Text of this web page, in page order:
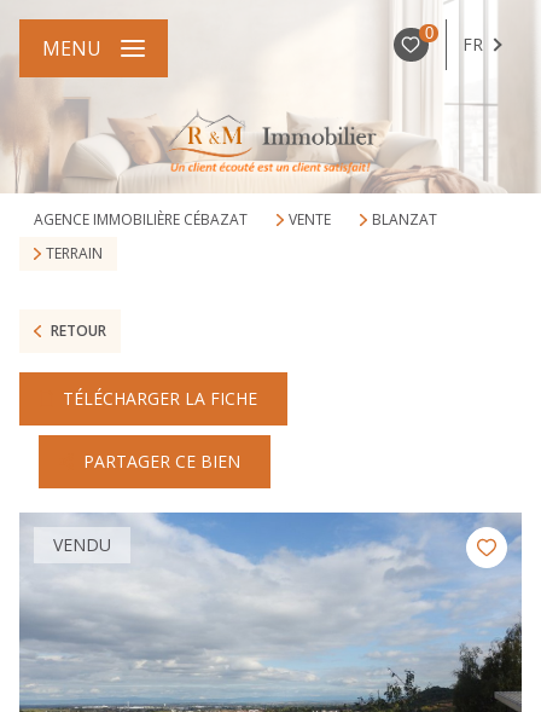
0 FR
MENU
AGENCE IMMOBILIÈRE CÉBAZAT VENTE
BLANZAT
TERRAIN
RETOUR
TÉLÉCHARGER LA FICHE
PARTAGER CE BIEN
VENDU